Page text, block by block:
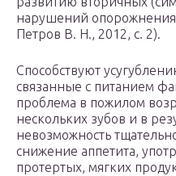
нарушений опорожнения
Петров В. Н., 2012, с. 2).
Способствуют
связанные с питанием
проблема в пожилом
нескольких зубов и в
невозможность
снижение аппетита,
протертых, мягких